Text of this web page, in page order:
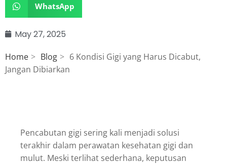
WhatsApp
May 27, 2025
Home Blog
6 Kondisi Gigi yang Harus Dicabut,
Jangan Dibiarkan
Pencabutan gigi sering kali menjadi solusi
terakhir dalam perawatan kesehatan gigi dan
mulut. Meski terlihat sederhana, keputusan